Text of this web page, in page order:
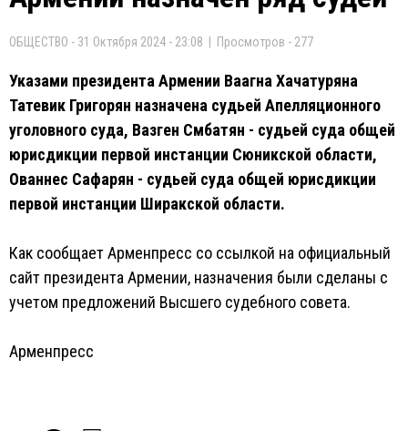
ОБЩЕСТВО - 31 Октября 2024 - 23:08 | Просмотров - 277
Указами президента Армении Ваагна Хачатуряна
Татевик Григорян назначена судьей Апелляционного
уголовного суда, Вазген Смбатян - судьей суда общей
юрисдикции первой инстанции Сюникской области,
Ованнес Сафарян - судьей суда общей юрисдикции
первой инстанции Ширакской области.
Как сообщает Арменпресс со ссылкой на официальный
сайт президента Армении, назначения были сделаны с
учетом предложений Высшего судебного совета.
Арменпресс